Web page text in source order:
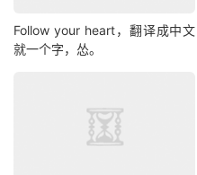
Follow your heart，翻译成中文
就一个字，怂。